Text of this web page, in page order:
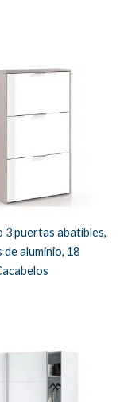
3 puertas abatibles,
aluminio, 18